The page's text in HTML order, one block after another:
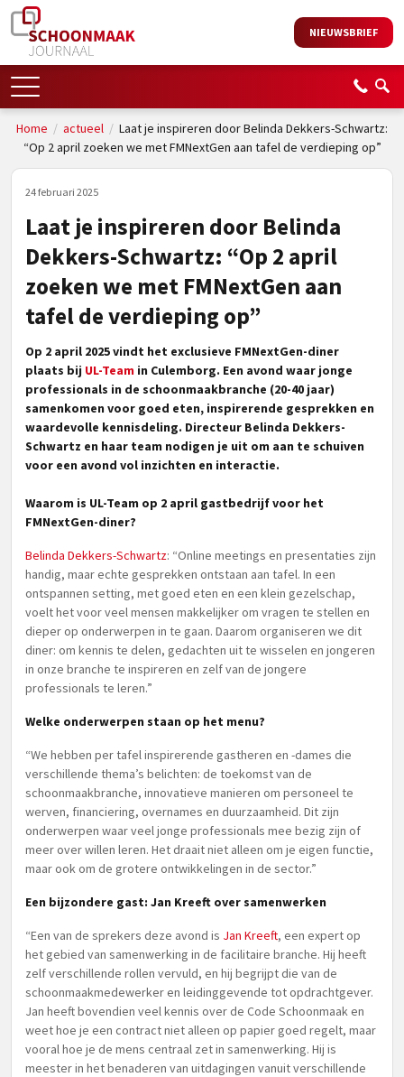
NIEUWSBRIEF
Home / actueel / Laat je inspireren door Belinda Dekkers-Schwartz:
“Op 2 april zoeken we met FMNextGen aan tafel de verdieping op”
24 februari 2025
Laat je inspireren door Belinda
Dekkers-Schwartz: “Op 2 april
zoeken we met FMNextGen aan
tafel de verdieping op”
Op 2 april 2025 vindt het exclusieve FMNextGen-diner
plaats bij UL-Team in Culemborg. Een avond waar jonge
professionals in de schoonmaakbranche (20-40 jaar)
samenkomen voor goed eten, inspirerende gesprekken en
waardevolle kennisdeling. Directeur Belinda Dekkers-
Schwartz en haar team nodigen je uit om aan te schuiven
voor een avond vol inzichten en interactie.
Waarom is UL-Team op 2 april gastbedrijf voor het
FMNextGen-diner?
Belinda Dekkers-Schwartz: “Online meetings en presentaties zijn
handig, maar echte gesprekken ontstaan aan tafel. In een
ontspannen setting, met goed eten en een klein gezelschap,
voelt het voor veel mensen makkelijker om vragen te stellen en
dieper op onderwerpen in te gaan. Daarom organiseren we dit
diner: om kennis te delen, gedachten uit te wisselen en jongeren
in onze branche te inspireren en zelf van de jongere
professionals te leren.”
Welke onderwerpen staan op het menu?
“We hebben per tafel inspirerende gastheren en -dames die
verschillende thema’s belichten: de toekomst van de
schoonmaakbranche, innovatieve manieren om personeel te
werven, financiering, overnames en duurzaamheid. Dit zijn
onderwerpen waar veel jonge professionals mee bezig zijn of
meer over willen leren. Het draait niet alleen om je eigen functie,
maar ook om de grotere ontwikkelingen in de sector.”
Een bijzondere gast: Jan Kreeft over samenwerken
“Een van de sprekers deze avond is Jan Kreeft, een expert op
het gebied van samenwerking in de facilitaire branche. Hij heeft
zelf verschillende rollen vervuld, en hij begrijpt die van de
schoonmaakmedewerker en leidinggevende tot opdrachtgever.
Jan heeft bovendien veel kennis over de Code Schoonmaak en
weet hoe je een contract niet alleen op papier goed regelt, maar
vooral hoe je de mens centraal zet in samenwerking. Hij is
meester in het benaderen van uitdagingen vanuit verschillende